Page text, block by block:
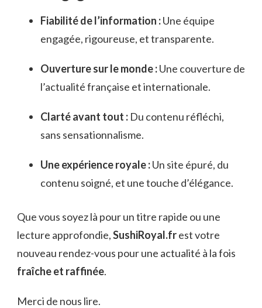
Fiabilité de l’information :Une équipe
engagée, rigoureuse, et transparente.
Ouverture sur le monde :Une couverture de
l’actualité française et internationale.
Clarté avant tout : Du contenu réfléchi,
sans sensationnalisme.
Une expérience royale :Un site épuré, du
contenu soigné, et une touche d’élégance.
Que vous soyez là pour un titre rapide ou une
lecture approfondie,SushiRoyal.frest votre
nouveau rendez-vous pour une actualité à la fois
fraîche et raffinée.
Merci de nous lire.